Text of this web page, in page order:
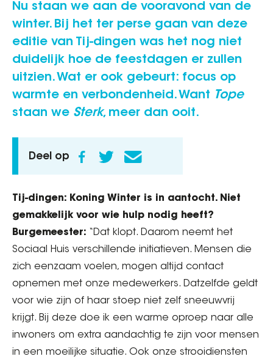
Nu staan we aan de vooravond van de
winter. Bij het ter perse gaan van deze
editie van Tij-dingen was het nog niet
duidelijk hoe de feestdagen er zullen
uitzien. Wat er ook gebeurt: focus op
warmte en verbondenheid. Want Tope
staan we Sterk, meer dan ooit.
Deel op
Tij-dingen: Koning Winter is in aantocht. Niet
gemakkelijk voor wie hulp nodig heeft?
Burgemeester: “Dat klopt. Daarom neemt het
Sociaal Huis verschillende initiatieven. Mensen die
zich eenzaam voelen, mogen altijd contact
opnemen met onze medewerkers. Datzelfde geldt
voor wie zijn of haar stoep niet zelf sneeuwvrij
krijgt. Bij deze doe ik een warme oproep naar alle
inwoners om extra aandachtig te zijn voor mensen
in een moeilijke situatie. Ook onze strooidiensten